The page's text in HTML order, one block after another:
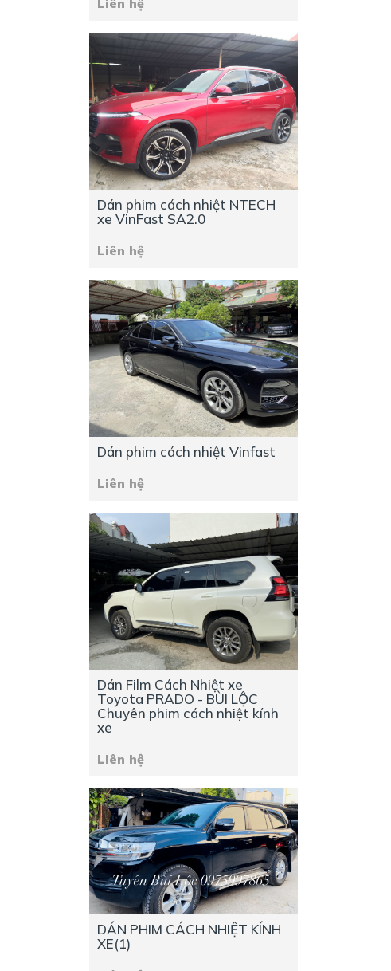
Liên hệ
Dán phim cách nhiệt NTECH
xe VinFast SA2.0
Liên hệ
Dán phim cách nhiệt Vinfast
Liên hệ
Dán Film Cách Nhiệt xe
Toyota PRADO - BÙI LỘC
Chuyên phim cách nhiệt kính
xe
Liên hệ
DÁN PHIM CÁCH NHIỆT KÍNH
XE(1)